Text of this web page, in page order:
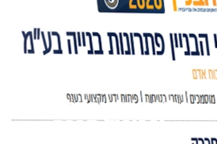
כרטיס ביקור דיגיטלי
ופרופיל חברה